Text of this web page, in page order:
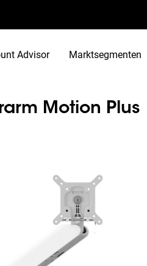
Advisor Marktsegmenten
Motion Plus